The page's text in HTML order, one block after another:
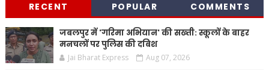
RECENT POPULAR COMMENTS
जबलपुर में 'गरिमा अभियान' की सख्ती: स्कूलों के बाहर
मनचलों पर पुलिस की दबिश
Jai Bharat Express Aug 07, 2026